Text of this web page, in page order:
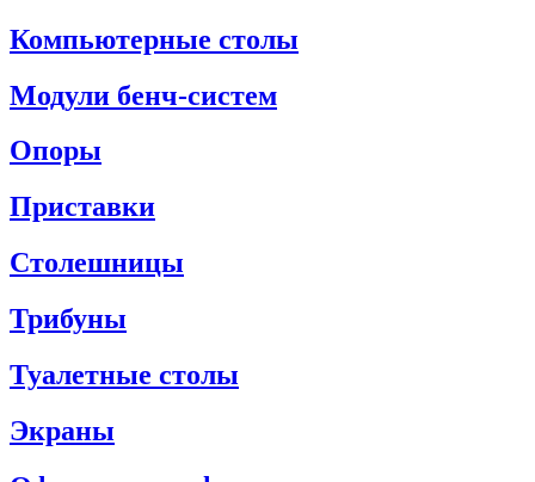
Компьютерные столы
Модули бенч-систем
Опоры
Приставки
Столешницы
Трибуны
Туалетные столы
Экраны